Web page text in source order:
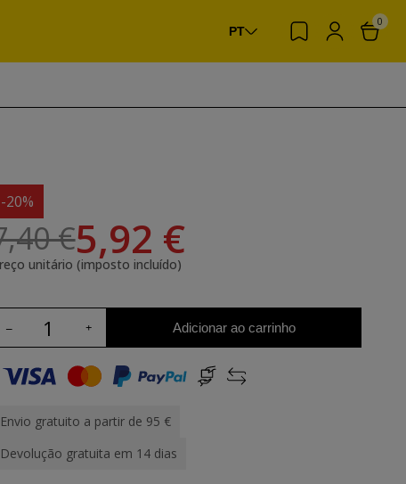
PT
0
-20%
€5,92 €
unitário (imposto incluído)
Adicionar ao carrinho
Envio gratuito a partir de 95 €
Devolução gratuita em 14 dias